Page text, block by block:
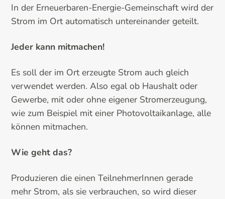
In der Erneuerbaren-Energie-Gemeinschaft wird der
Strom im Ort automatisch untereinander geteilt.
Jeder kann mitmachen!
Es soll der im Ort erzeugte Strom auch gleich
verwendet werden. Also egal ob Haushalt oder
Gewerbe, mit oder ohne eigener Stromerzeugung,
wie zum Beispiel mit einer Photovoltaikanlage, alle
können mitmachen.
Wie geht das?
Produzieren die einen TeilnehmerInnen gerade
mehr Strom, als sie verbrauchen, so wird dieser